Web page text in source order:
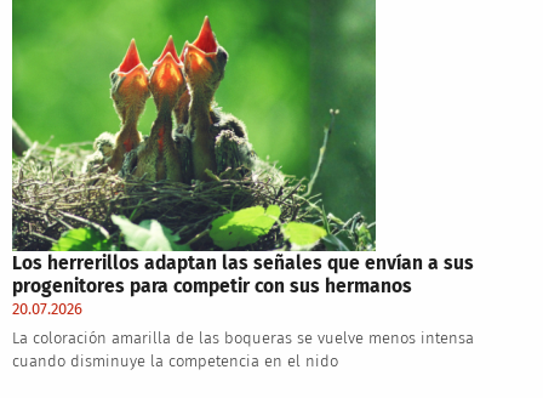
Los herrerillos adaptan las señales que envían a sus
progenitores para competir con sus hermanos
20.07.2026
La coloración amarilla de las boqueras se vuelve menos intensa
cuando disminuye la competencia en el nido